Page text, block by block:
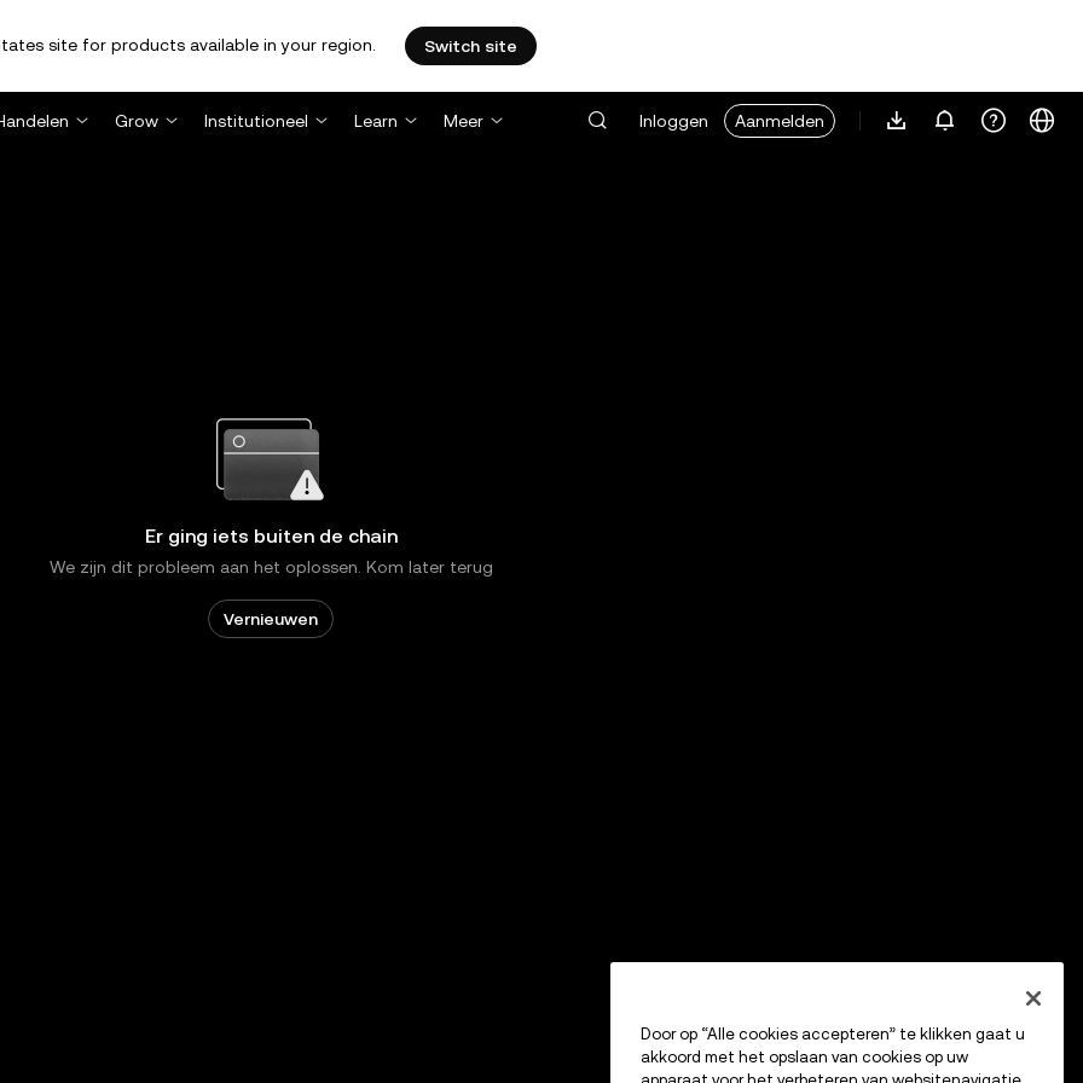
site for products available in your region. Switch site
Grow Institutioneel Learn Meer Inloggen Aanmelden
Er ging iets buiten de chain
We zijn dit probleem aan het oplossen. Kom later terug
Vernieuwen
Door op “Alle cookies accepteren” te klikken gaat u
akkoord met het opslaan van cookies op uw